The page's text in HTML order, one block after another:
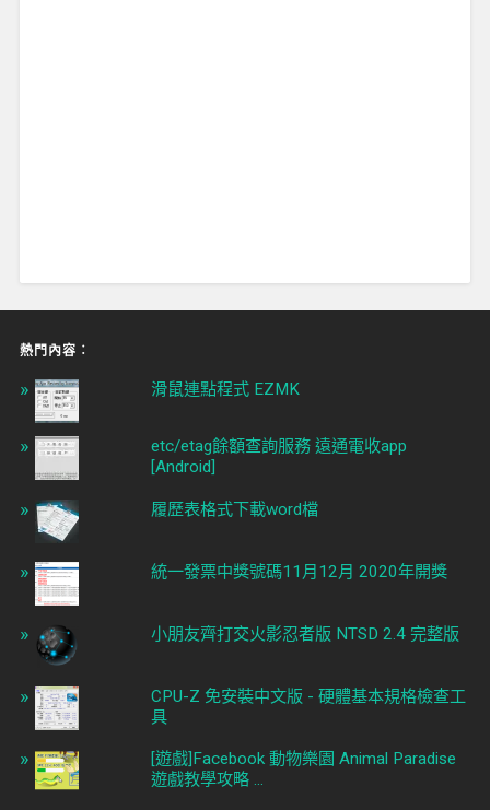
熱門內容︰
滑鼠連點程式 EZMK
etc/etag餘額查詢服務 遠通電收app
[Android]
履歷表格式下載word檔
統一發票中獎號碼11月12月 2020年開獎
小朋友齊打交火影忍者版 NTSD 2.4 完整版
CPU-Z 免安裝中文版 - 硬體基本規格檢查工
具
[遊戲]Facebook 動物樂園 Animal Paradise
遊戲教學攻略 ...